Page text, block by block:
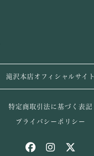
滝沢本店オフィシャルサイト
特定商取引法に基づく表記
プライバシーポリシー